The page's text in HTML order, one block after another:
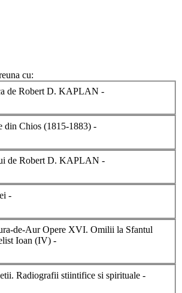
cu:
Gandirea tragica de Robert D. KAPLAN -
din Chios (1815-1883) -
de Robert D. KAPLAN -
-
de-Aur Opere XVI. Omilii la Sfantul
Ioan (IV) -
Radiografii stiintifice si spirituale -